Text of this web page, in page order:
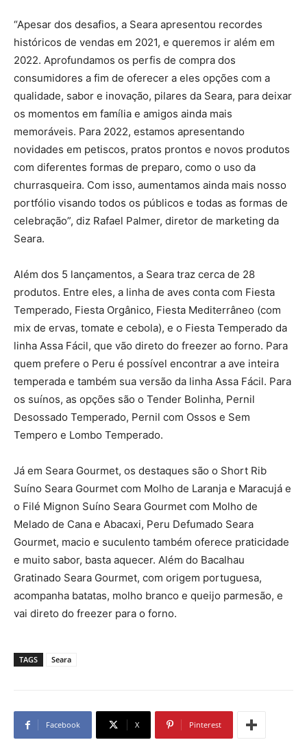
“Apesar dos desafios, a Seara apresentou recordes
históricos de vendas em 2021, e queremos ir além em
2022. Aprofundamos os perfis de compra dos
consumidores a fim de oferecer a eles opções com a
qualidade, sabor e inovação, pilares da Seara, para deixar
os momentos em família e amigos ainda mais
memoráveis. Para 2022, estamos apresentando
novidades em petiscos, pratos prontos e novos produtos
com diferentes formas de preparo, como o uso da
churrasqueira. Com isso, aumentamos ainda mais nosso
portfólio visando todos os públicos e todas as formas de
celebração”, diz Rafael Palmer, diretor de marketing da
Seara.
Além dos 5 lançamentos, a Seara traz cerca de 28
produtos. Entre eles, a linha de aves conta com Fiesta
Temperado, Fiesta Orgânico, Fiesta Mediterrâneo (com
mix de ervas, tomate e cebola), e o Fiesta Temperado da
linha Assa Fácil, que vão direto do freezer ao forno. Para
quem prefere o Peru é possível encontrar a ave inteira
temperada e também sua versão da linha Assa Fácil. Para
os suínos, as opções são o Tender Bolinha, Pernil
Desossado Temperado, Pernil com Ossos e Sem
Tempero e Lombo Temperado.
Já em Seara Gourmet, os destaques são o Short Rib
Suíno Seara Gourmet com Molho de Laranja e Maracujá e
o Filé Mignon Suíno Seara Gourmet com Molho de
Melado de Cana e Abacaxi, Peru Defumado Seara
Gourmet, macio e suculento também oferece praticidade
e muito sabor, basta aquecer. Além do Bacalhau
Gratinado Seara Gourmet, com origem portuguesa,
acompanha batatas, molho branco e queijo parmesão, e
vai direto do freezer para o forno.
TAGS Seara
Facebook X Pinterest